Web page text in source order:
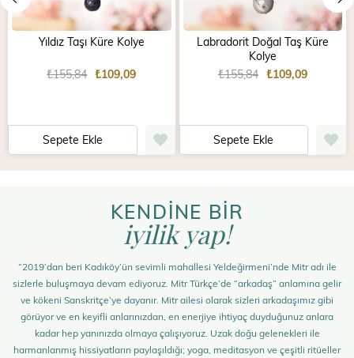
Yıldız Taşı Küre Kolye
₺109,09
₺155,84
Sepete Ekle
Labradorit Doğal Taş Küre
Kolye
₺109,09
₺155,84
Sepete Ekle
KENDİNE BİR
iyilik yap!
“2019’dan beri Kadıköy’ün sevimli mahallesi Yeldeğirmeni’nde Mitr adı ile
sizlerle buluşmaya devam ediyoruz. Mitr Türkçe’de “arkadaş” anlamına gelir
ve kökeni Sanskritçe’ye dayanır. Mitr ailesi olarak sizleri arkadaşımız gibi
görüyor ve en keyifli anlarınızdan, en enerjiye ihtiyaç duyduğunuz anlara
kadar hep yanınızda olmaya çalışıyoruz. Uzak doğu gelenekleri ile
harmanlanmış hissiyatların paylaşıldığı; yoga, meditasyon ve çeşitli ritüeller